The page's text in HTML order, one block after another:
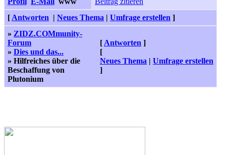
[ Antworten | Neues Thema | Umfrage erstellen ]
» ZIDZ.COMmunity-
Forum
» Dies und das...
» Hilfreiches über die
Beschaffung von
Plutonium
[ Antworten ]
[
Neues Thema | Umfrage erstellen
]